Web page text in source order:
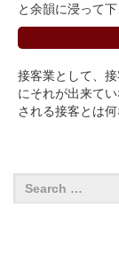
と余韻に浸って下
接客業として、
にそれが出来て
される接客とは